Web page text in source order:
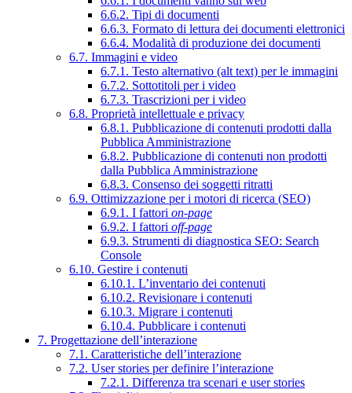
6.6.2. Tipi di documenti
6.6.3. Formato di lettura dei documenti elettronici
6.6.4. Modalità di produzione dei documenti
6.7. Immagini e video
6.7.1. Testo alternativo (alt text) per le immagini
6.7.2. Sottotitoli per i video
6.7.3. Trascrizioni per i video
6.8. Proprietà intellettuale e privacy
6.8.1. Pubblicazione di contenuti prodotti dalla
Pubblica Amministrazione
6.8.2. Pubblicazione di contenuti non prodotti
dalla Pubblica Amministrazione
6.8.3. Consenso dei soggetti ritratti
6.9. Ottimizzazione per i motori di ricerca (SEO)
6.9.1. I fattori on-page
6.9.2. I fattori off-page
6.9.3. Strumenti di diagnostica SEO: Search
Console
6.10. Gestire i contenuti
6.10.1. L’inventario dei contenuti
6.10.2. Revisionare i contenuti
6.10.3. Migrare i contenuti
6.10.4. Pubblicare i contenuti
7. Progettazione dell’interazione
7.1. Caratteristiche dell’interazione
7.2. User stories per definire l’interazione
7.2.1. Differenza tra scenari e user stories